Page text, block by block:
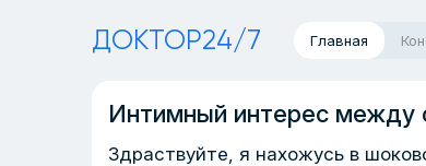
ДОКТОР24/7 Главная
Интимный интерес между
Здраствуйте, я нахожусь в